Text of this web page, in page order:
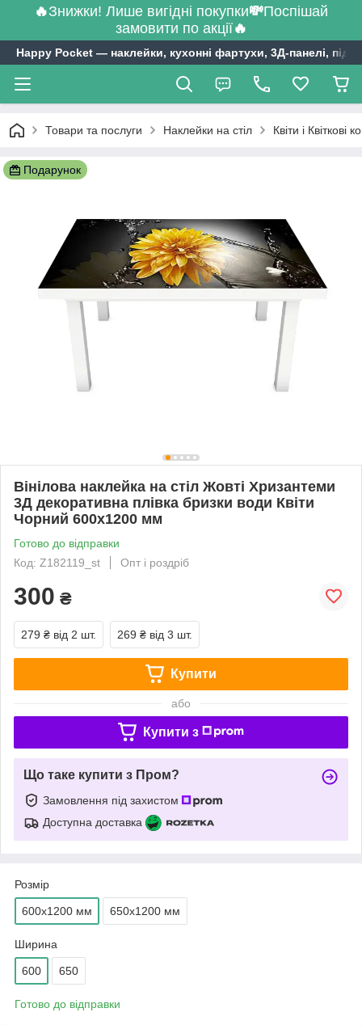
🔥Знижки! Лише вигідні покупки💸Поспішай
замовити по акції🔥
Happy Pocket ― наклейки, кухонні фартухи, 3Д-панелі,
Товари та послуги Наклейки на стіл Квіти і Квіткові
Подарунок
Вінілова наклейка на стіл Жовті Хризантеми
3Д декоративна плівка бризки води Квіти
Чорний 600х1200 мм
Готово до відправки
Код: Z182119_st
Опт і роздріб
300 ₴
279 ₴ від 2 шт. 269 ₴ від 3 шт.
Купити
або
Купити з
Що таке купити з Пром?
Замовлення під захистом
Доступна доставка
Розмір
600х1200 мм 650х1200 мм
Ширина
600 650
Готово до відправки